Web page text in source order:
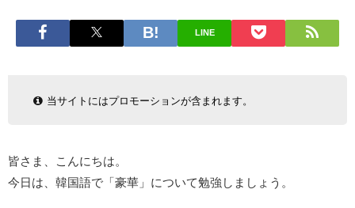
LINE
当サイトにはプロモーションが含まれます。
皆さま、こんにちは。
今日は、韓国語で「豪華」について勉強しましょう。